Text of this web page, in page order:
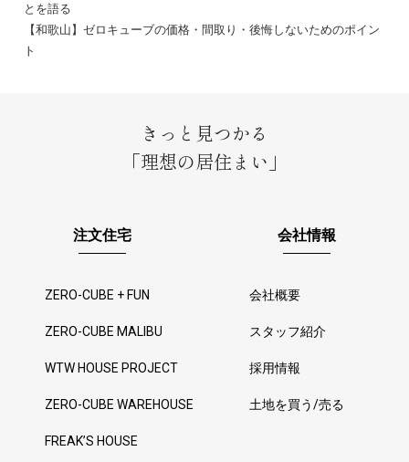
とを語る
【和歌山】ゼロキューブの価格・間取り・後悔しないためのポイン
ト
きっと見つかる
「理想の居住まい」
注文住宅
ZERO-CUBE + FUN
ZERO-CUBE MALIBU
WTW HOUSE PROJECT
ZERO-CUBE WAREHOUSE
FREAK’S HOUSE
会社情報
会社概要
スタッフ紹介
採用情報
土地を買う/売る